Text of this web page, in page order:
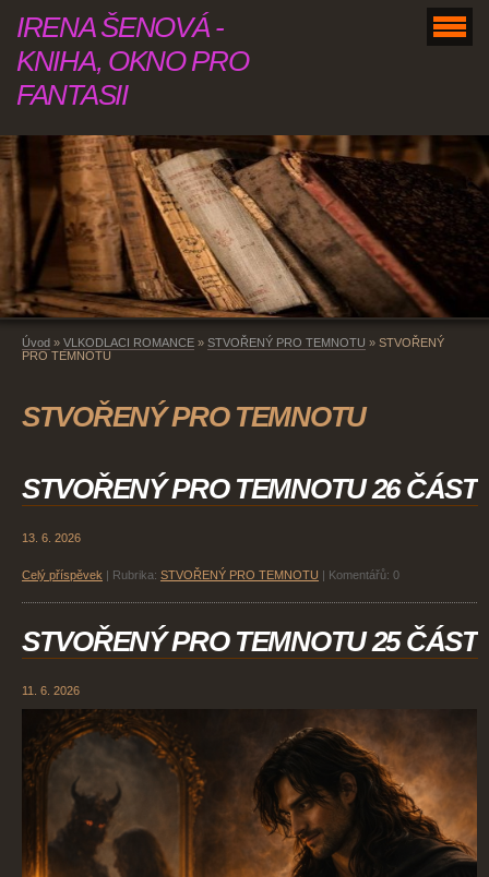
IRENA ŠENOVÁ -
KNIHA, OKNO PRO
FANTASII
Úvod » VLKODLACI ROMANCE » STVOŘENÝ PRO TEMNOTU » STVOŘENÝ
PRO TEMNOTU
STVOŘENÝ PRO TEMNOTU
STVOŘENÝ PRO TEMNOTU 26 ČÁST
13. 6. 2026
Celý příspěvek Rubrika: STVOŘENÝ PRO TEMNOTU Komentářů: 0
STVOŘENÝ PRO TEMNOTU 25 ČÁST
11. 6. 2026